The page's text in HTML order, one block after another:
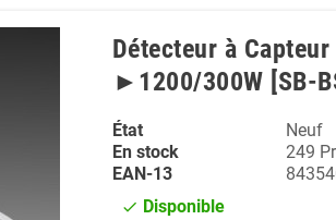
Détecteur à
►1200/300W [SB-
État
Neuf
En stock
249
EAN-13
check Disponible